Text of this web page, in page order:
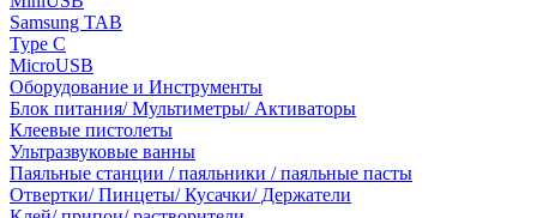
Samsung TAB
Type C
MicroUSB
Оборудование и Инструменты
Блок питания/ Мультиметры/ Активаторы
Клеевые пистолеты
Ультразвуковые ванны
Паяльные станции / паяльники / паяльные пасты
Отвертки/ Пинцеты/ Кусачки/ Держатели